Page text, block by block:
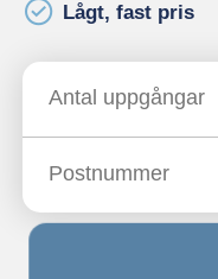
Lågt, fast pris